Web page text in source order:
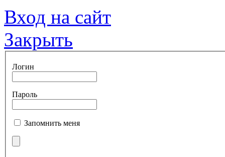
Вход на сайт
Закрыть
Логин
Пароль
Запомнить меня